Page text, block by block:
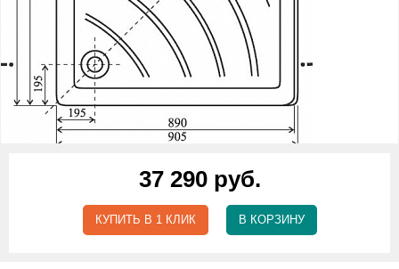
37 290 руб.
КУПИТЬ В 1 КЛИК В КОРЗИНУ